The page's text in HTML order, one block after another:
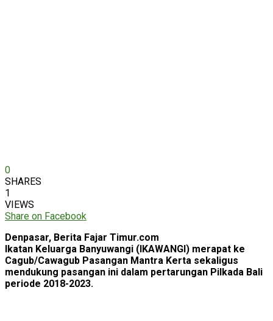
0
SHARES
1
VIEWS
Share on Facebook
Denpasar, Berita Fajar Timur.com
Ikatan Keluarga Banyuwangi (IKAWANGI) merapat ke
Cagub/Cawagub Pasangan Mantra Kerta sekaligus
mendukung pasangan ini dalam pertarungan Pilkada Bali
periode 2018-2023.